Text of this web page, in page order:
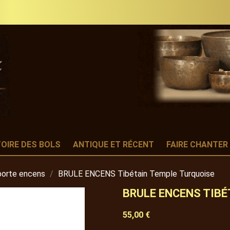
DES BOLS ANTIQUE ET RÉCENT FAIRE
encens BRULE ENCENS Tibétain Temple Turquoise
BRULE ENCENS
55,00 €